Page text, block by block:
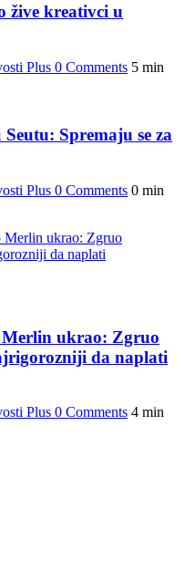
žive kreativci u
Plus 0 Comments 5 min
Spremaju se za
Plus 0 Comments 0 min
Merlin ukrao: Zgruo
da naplati
Plus 0 Comments 4 min